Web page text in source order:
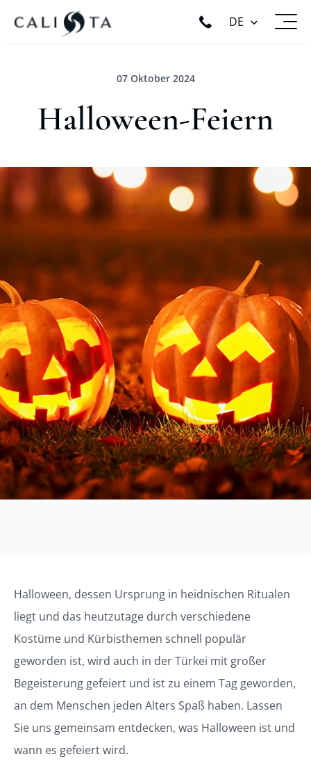
DE
07 Oktober 2024
Halloween-Feiern
Halloween, dessen Ursprung in heidnischen Ritualen
liegt und das heutzutage durch verschiedene
Kostüme und Kürbisthemen schnell populär
geworden ist, wird auch in der Türkei mit großer
Begeisterung gefeiert und ist zu einem Tag geworden,
an dem Menschen jeden Alters Spaß haben. Lassen
Sie uns gemeinsam entdecken, was Halloween ist und
wann es gefeiert wird.